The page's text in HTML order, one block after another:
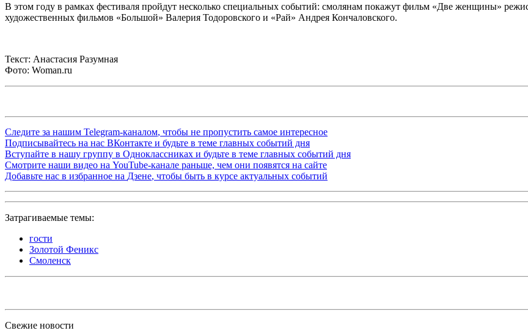
В этом году в рамках фестиваля пройдут несколько специальных событий: смолянам покажут фильм «Две женщины»
художественных фильмов «Большой» Валерия Тодоровского и «Рай» Андрея Кончаловского.
Текст: Анастасия Разумная
Фото: Woman.ru
Следите за нашим Telegram-каналом, чтобы не пропустить самое интересное
Подписывайтесь на нас ВКонтакте и будьте в теме главных событий дня
Вступайте в нашу группу в Одноклассниках и будьте в теме главных событий дня
Смотрите наши видео на YouTube-канале раньше, чем они появятся на сайте
Добавьте нас в избранное на Дзене, чтобы быть в курсе актуальных событий
Затрагиваемые темы:
гости
Золотой Феникс
Смоленск
Свежие новости